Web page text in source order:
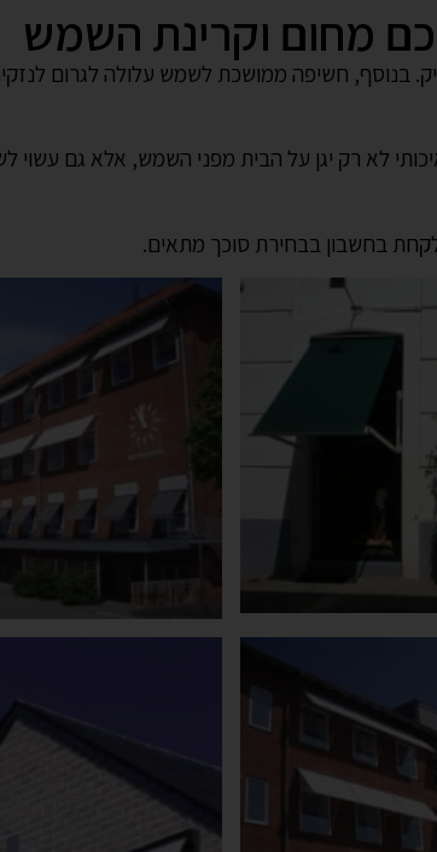
מחום וקרינת השמש
בנוסף, חשיפה ממושכת לשמש עלולה לגרום
איכותי לא רק יגן על הבית מפני השמש, אלא גם
בחשבון בבחירת סוכך מתאים.